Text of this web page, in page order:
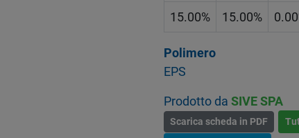
15.00% 15.00%
Polimero
EPS
Prodotto da SIVE SPA
Scarica scheda in PDF